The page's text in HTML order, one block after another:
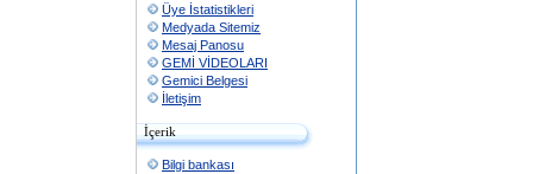
Üye İstatistikleri
Medyada Sitemiz
Mesaj Panosu
GEMİ VİDEOLARI
Gemici Belgesi
İletişim
İçerik
Bilgi bankası